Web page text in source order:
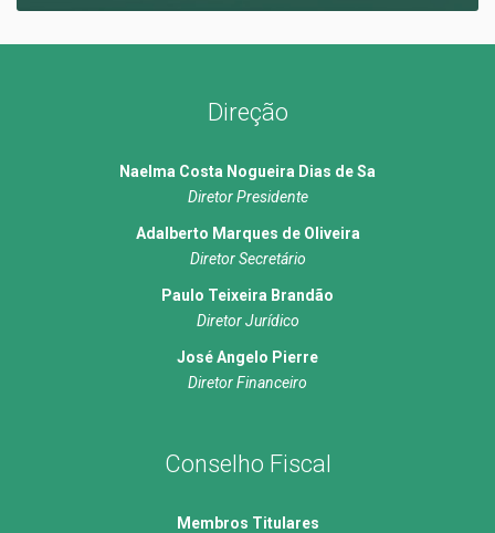
Direção
Naelma Costa Nogueira Dias de Sa
Diretor Presidente
Adalberto Marques de Oliveira
Diretor Secretário
Paulo Teixeira Brandão
Diretor Jurídico
José Angelo Pierre
Diretor Financeiro
Conselho Fiscal
Membros Titulares